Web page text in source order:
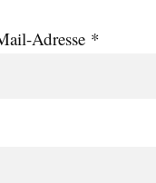
Adresse *